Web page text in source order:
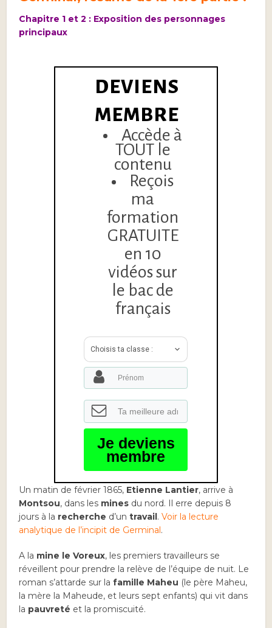
Chapitre 1 et 2 : Exposition des personnages
principaux
DEVIENS
MEMBRE
Accède à
TOUT le
contenu
Reçois
ma
formation
GRATUITE
en 10
vidéos sur
le bac de
français
Choisis ta classe :
Je deviens
membre
Un matin de février 1865, Etienne Lantier, arrive à
Montsou, dans les mines du nord. Il erre depuis 8
jours à la recherche d’untravail.Voir la lecture
analytique de l’incipit de Germinal.
A la mine le Voreux, les premiers travailleurs se
réveillent pour prendre la relève de l’équipe de nuit. Le
roman s’attarde sur lafamille Maheu (le père Maheu,
la mère la Maheude, et leurs sept enfants) qui vit dans
la pauvreté et la promiscuité.